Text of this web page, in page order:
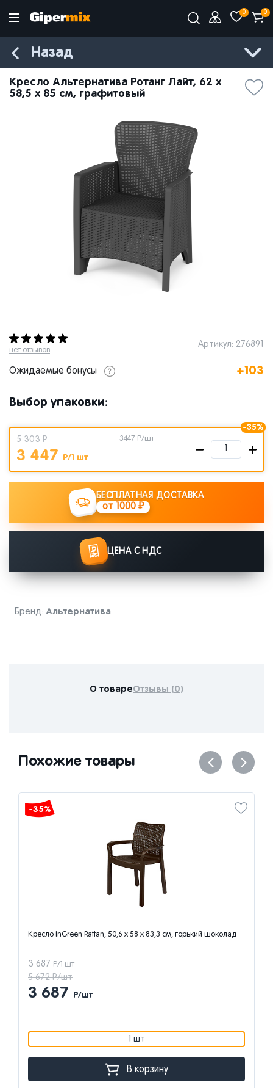
0 0
Назад
Кресло Альтернатива Ротанг Лайт, 62 x
58,5 x 85 см, графитовый
нет отзывов
Артикул: 276891
Бренд: Альтернатива
Ожидаемые бонусы +103
Выбор упаковки:
-35%
5 303 Р
3 447 Р/1 шт
3447 Р/шт
БЕСПЛАТНАЯ ДОСТАВКА
от 1000 ₽
ЦЕНА С НДС
О товареОтзывы (0)
Похожие товары
шоколад
Кресло пластиковое Стандарт Пластик Летнее 81